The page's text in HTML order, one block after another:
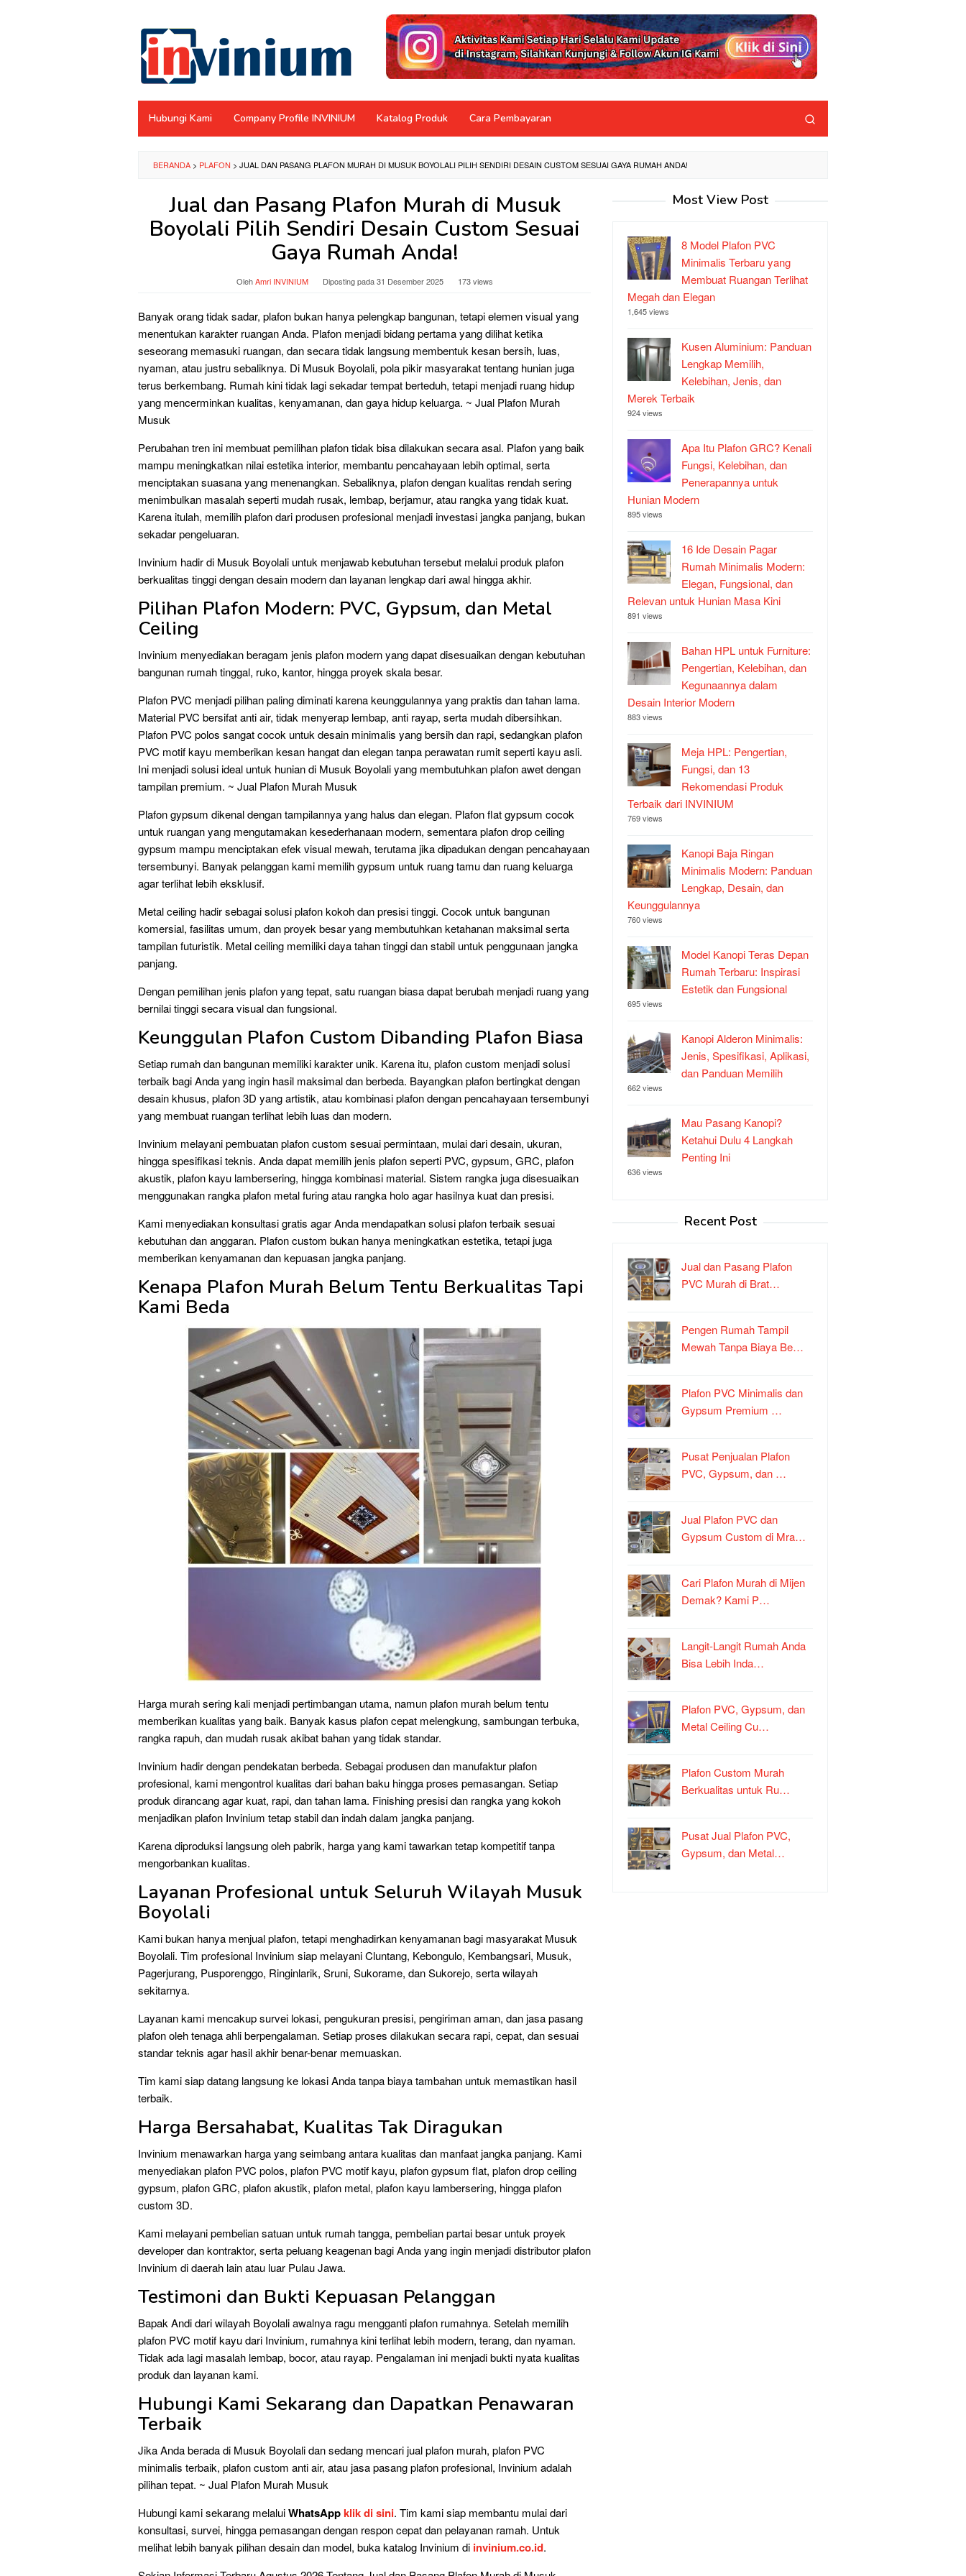
konten
Hubungi Kami Company Profile INVINIUM Katalog Produk Cara Pembayaran
BERANDA > PLAFON > JUAL DAN PASANG PLAFON MURAH DI MUSUK BOYOLALI PILIH SENDIRI DESAIN CUSTOM SESUAI GAYA RUMAH ANDA!
Jual dan Pasang Plafon Murah di Musuk
Boyolali Pilih Sendiri Desain Custom Sesuai
Gaya Rumah Anda!
OlehAmri INVINIUM Diposting pada31 Desember 2025 173 views
Banyak orang tidak sadar, plafon bukan hanya pelengkap bangunan, tetapi elemen visual yang
menentukan karakter ruangan Anda. Plafon menjadi bidang pertama yang dilihat ketika
seseorang memasuki ruangan, dan secara tidak langsung membentuk kesan bersih, luas,
nyaman, atau justru sebaliknya. Di Musuk Boyolali, pola pikir masyarakat tentang hunian juga
terus berkembang. Rumah kini tidak lagi sekadar tempat berteduh, tetapi menjadi ruang hidup
yang mencerminkan kualitas, kenyamanan, dan gaya hidup keluarga. ~ Jual Plafon Murah
Musuk
Perubahan tren ini membuat pemilihan plafon tidak bisa dilakukan secara asal. Plafon yang baik
mampu meningkatkan nilai estetika interior, membantu pencahayaan lebih optimal, serta
menciptakan suasana yang menenangkan. Sebaliknya, plafon dengan kualitas rendah sering
menimbulkan masalah seperti mudah rusak, lembap, berjamur, atau rangka yang tidak kuat.
Karena itulah, memilih plafon dari produsen profesional menjadi investasi jangka panjang, bukan
sekadar pengeluaran.
Invinium hadir di Musuk Boyolali untuk menjawab kebutuhan tersebut melalui produk plafon
berkualitas tinggi dengan desain modern dan layanan lengkap dari awal hingga akhir.
Pilihan Plafon Modern: PVC, Gypsum, dan Metal
Ceiling
Invinium menyediakan beragam jenis plafon modern yang dapat disesuaikan dengan kebutuhan
bangunan rumah tinggal, ruko, kantor, hingga proyek skala besar.
Plafon PVC menjadi pilihan paling diminati karena keunggulannya yang praktis dan tahan lama.
Material PVC bersifat anti air, tidak menyerap lembap, anti rayap, serta mudah dibersihkan.
Plafon PVC polos sangat cocok untuk desain minimalis yang bersih dan rapi, sedangkan plafon
PVC motif kayu memberikan kesan hangat dan elegan tanpa perawatan rumit seperti kayu asli.
Ini menjadi solusi ideal untuk hunian di Musuk Boyolali yang membutuhkan plafon awet dengan
tampilan premium. ~ Jual Plafon Murah Musuk
Plafon gypsum dikenal dengan tampilannya yang halus dan elegan. Plafon flat gypsum cocok
untuk ruangan yang mengutamakan kesederhanaan modern, sementara plafon drop ceiling
gypsum mampu menciptakan efek visual mewah, terutama jika dipadukan dengan pencahayaan
tersembunyi. Banyak pelanggan kami memilih gypsum untuk ruang tamu dan ruang keluarga
agar terlihat lebih eksklusif.
Metal ceiling hadir sebagai solusi plafon kokoh dan presisi tinggi. Cocok untuk bangunan
komersial, fasilitas umum, dan proyek besar yang membutuhkan ketahanan maksimal serta
tampilan futuristik. Metal ceiling memiliki daya tahan tinggi dan stabil untuk penggunaan jangka
panjang.
Dengan pemilihan jenis plafon yang tepat, satu ruangan biasa dapat berubah menjadi ruang yang
bernilai tinggi secara visual dan fungsional.
Keunggulan Plafon Custom Dibanding Plafon Biasa
Setiap rumah dan bangunan memiliki karakter unik. Karena itu, plafon custom menjadi solusi
terbaik bagi Anda yang ingin hasil maksimal dan berbeda. Bayangkan plafon bertingkat dengan
desain khusus, plafon 3D yang artistik, atau kombinasi plafon dengan pencahayaan tersembunyi
yang membuat ruangan terlihat lebih luas dan modern.
Invinium melayani pembuatan plafon custom sesuai permintaan, mulai dari desain, ukuran,
hingga spesifikasi teknis. Anda dapat memilih jenis plafon seperti PVC, gypsum, GRC, plafon
akustik, plafon kayu lambersering, hingga kombinasi material. Sistem rangka juga disesuaikan
menggunakan rangka plafon metal furing atau rangka holo agar hasilnya kuat dan presisi.
Kami menyediakan konsultasi gratis agar Anda mendapatkan solusi plafon terbaik sesuai
kebutuhan dan anggaran. Plafon custom bukan hanya meningkatkan estetika, tetapi juga
memberikan kenyamanan dan kepuasan jangka panjang.
Kenapa Plafon Murah Belum Tentu Berkualitas Tapi
Kami Beda
Harga murah sering kali menjadi pertimbangan utama, namun plafon murah belum tentu
memberikan kualitas yang baik. Banyak kasus plafon cepat melengkung, sambungan terbuka,
rangka rapuh, dan mudah rusak akibat bahan yang tidak standar.
Invinium hadir dengan pendekatan berbeda. Sebagai produsen dan manufaktur plafon
profesional, kami mengontrol kualitas dari bahan baku hingga proses pemasangan. Setiap
produk dirancang agar kuat, rapi, dan tahan lama. Finishing presisi dan rangka yang kokoh
menjadikan plafon Invinium tetap stabil dan indah dalam jangka panjang.
Karena diproduksi langsung oleh pabrik, harga yang kami tawarkan tetap kompetitif tanpa
mengorbankan kualitas.
Layanan Profesional untuk Seluruh Wilayah Musuk
Boyolali
Kami bukan hanya menjual plafon, tetapi menghadirkan kenyamanan bagi masyarakat Musuk
Boyolali. Tim profesional Invinium siap melayani Cluntang, Kebongulo, Kembangsari, Musuk,
Pagerjurang, Pusporenggo, Ringinlarik, Sruni, Sukorame, dan Sukorejo, serta wilayah
sekitarnya.
Layanan kami mencakup survei lokasi, pengukuran presisi, pengiriman aman, dan jasa pasang
plafon oleh tenaga ahli berpengalaman. Setiap proses dilakukan secara rapi, cepat, dan sesuai
standar teknis agar hasil akhir benar-benar memuaskan.
Tim kami siap datang langsung ke lokasi Anda tanpa biaya tambahan untuk memastikan hasil
terbaik.
Harga Bersahabat, Kualitas Tak Diragukan
Invinium menawarkan harga yang seimbang antara kualitas dan manfaat jangka panjang. Kami
menyediakan plafon PVC polos, plafon PVC motif kayu, plafon gypsum flat, plafon drop ceiling
gypsum, plafon GRC, plafon akustik, plafon metal, plafon kayu lambersering, hingga plafon
custom 3D.
Kami melayani pembelian satuan untuk rumah tangga, pembelian partai besar untuk proyek
developer dan kontraktor, serta peluang keagenan bagi Anda yang ingin menjadi distributor plafon
Invinium di daerah lain atau luar Pulau Jawa.
Testimoni dan Bukti Kepuasan Pelanggan
Bapak Andi dari wilayah Boyolali awalnya ragu mengganti plafon rumahnya. Setelah memilih
plafon PVC motif kayu dari Invinium, rumahnya kini terlihat lebih modern, terang, dan nyaman.
Tidak ada lagi masalah lembap, bocor, atau rayap. Pengalaman ini menjadi bukti nyata kualitas
produk dan layanan kami.
Hubungi Kami Sekarang dan Dapatkan Penawaran
Terbaik
Jika Anda berada di Musuk Boyolali dan sedang mencari jual plafon murah, plafon PVC
minimalis terbaik, plafon custom anti air, atau jasa pasang plafon profesional, Invinium adalah
pilihan tepat. ~ Jual Plafon Murah Musuk
Hubungi kami sekarang melaluiWhatsAppklik di sini. Tim kami siap membantu mulai dari
konsultasi, survei, hingga pemasangan dengan respon cepat dan pelayanan ramah. Untuk
melihat lebih banyak pilihan desain dan model, buka katalog Invinium di invinium.co.id.
Most View Post
8 Model Plafon PVC
Minimalis Terbaru yang
Membuat Ruangan Terlihat
Megah dan Elegan
1,645 views
Kusen Aluminium: Panduan
Lengkap Memilih,
Kelebihan, Jenis, dan
Merek Terbaik
924 views
Apa Itu Plafon GRC? Kenali
Fungsi, Kelebihan, dan
Penerapannya untuk
Hunian Modern
895 views
16 Ide Desain Pagar
Rumah Minimalis Modern:
Elegan, Fungsional, dan
Relevan untuk Hunian Masa Kini
891 views
Bahan HPL untuk Furniture:
Pengertian, Kelebihan, dan
Kegunaannya dalam
Desain Interior Modern
883 views
Meja HPL: Pengertian,
Fungsi, dan 13
Rekomendasi Produk
Terbaik dari INVINIUM
769 views
Kanopi Baja Ringan
Minimalis Modern: Panduan
Lengkap, Desain, dan
Keunggulannya
760 views
Model Kanopi Teras Depan
Rumah Terbaru: Inspirasi
Estetik dan Fungsional
695 views
Kanopi Alderon Minimalis:
Jenis, Spesifikasi, Aplikasi,
dan Panduan Memilih
662 views
Mau Pasang Kanopi?
Ketahui Dulu 4 Langkah
Penting Ini
636 views
Recent Post
Jual dan Pasang Plafon
PVC Murah di Brat…
Pengen Rumah Tampil
Mewah Tanpa Biaya Be…
Plafon PVC Minimalis dan
Gypsum Premium …
Pusat Penjualan Plafon
PVC, Gypsum, dan …
Jual Plafon PVC dan
Gypsum Custom di Mra…
Cari Plafon Murah di Mijen
Demak? Kami P…
Langit-Langit Rumah Anda
Bisa Lebih Inda…
Plafon PVC, Gypsum, dan
Metal Ceiling Cu…
Plafon Custom Murah
Berkualitas untuk Ru…
Pusat Jual Plafon PVC,
Gypsum, dan Metal…